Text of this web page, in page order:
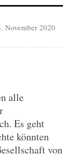
November 2020
alle
Es geht
könnten
von